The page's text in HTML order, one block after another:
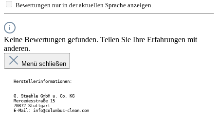
Bewertungen nur in der aktuellen Sprache anzeigen.
Keine Bewertungen gefunden. Teilen Sie Ihre Erfahrungen mit
anderen.
Menü schließen
Herstellerinformationen:
G. Staehle GmbH u. Co. KG
Mercedesstraße 15
70372 Stuttgart
E-Mail: info@columbus-clean.com